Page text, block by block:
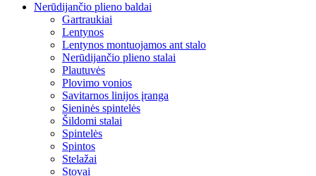
Nerūdijančio plieno baldai
Gartraukiai
Lentynos
Lentynos montuojamos ant stalo
Nerūdijančio plieno stalai
Plautuvės
Plovimo vonios
Savitarnos linijos įranga
Sieninės spintelės
Šildomi stalai
Spintelės
Spintos
Stelažai
Stovai